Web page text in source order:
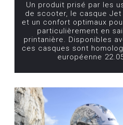
Un produit prisé par les
de scooter, le casque
et un confort optimaux
particulièrement en
printanière. Disponibles
ces casques sont
européenne